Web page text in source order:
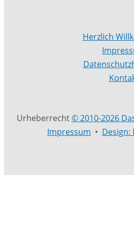
Herzlich
Urheberrecht© 2010-2026
Impressum • Design: